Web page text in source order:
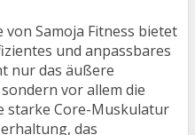
von Samoja Fitness bietet
und anpassbares
nur das äußere
vor allem die
starke Core-Muskulatur
das